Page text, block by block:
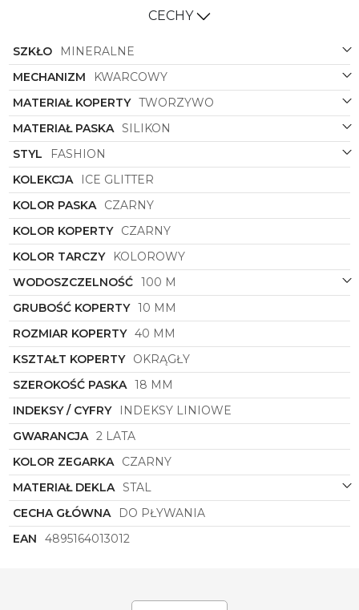
nowoczesnego wyrazu, a zarazem zapewnia
dodaje zegarkowi oryginalności i energii, sprawiając,
że stanie się on nie tylko praktycznym dodatkiem do
Twojej garderoby, ale także wyrazistym elementem
Twojego stylu.
Zegarek damskiIce-Watchto nie tylko biżuteria,
ale także niezawodny pomocnik w codziennym
planowaniu czasu. Dzięki precyzyjnemu
mechanizmowi zegarowemu, zawsze będziesz miała
pewność, że Twój czas jest mierzony dokładnie i
niezawodnie. Pozwól sobie na chwile relaksu i
skupienia, wiedząc, że dokładnie wiesz, ile czasu Ci
pozostało.
Dodaj odrobinę blichtru i klasy swojemu wyglądowi
z zegarkiemIce-Watchz kolekcji Ice Glitter. Zostań
właścicielką tego unikatowego dodatku, który nie
tylko pozwoli Ci śledzić upływający czas, ale też
podkreśli Twój wyjątkowy gust i styl. Sięgnij po
niego już dziś i ciesz się doskonałym wyborem wśród
modnych dodatków, które zachwycą każdego
miłośnika elegancji i nowoczesnego designu."
CECHY
SZKŁO
MINERALNE
MECHANIZM
KWARCOWY
MATERIAŁ KOPERTY TWORZYWO
MATERIAŁ PASKA SILIKON
STYL
FASHION
KOLEKCJA
ICE GLITTER
KOLOR PASKA CZARNY
KOLOR KOPERTY CZARNY
KOLOR TARCZY
KOLOROWY
WODOSZCZELNOŚĆ 100 M
GRUBOŚĆ KOPERTY 10 MM
ROZMIAR KOPERTY 40 MM
KSZTAŁT KOPERTY OKRĄGŁY
SZEROKOŚĆ PASKA 18 MM
INDEKSY / CYFRY
INDEKSY LINIOWE
GWARANCJA 2 LATA
KOLOR ZEGARKA CZARNY
MATERIAŁ DEKLA STAL
CECHA GŁÓWNA
DO PŁYWANIA
EAN
4895164013012